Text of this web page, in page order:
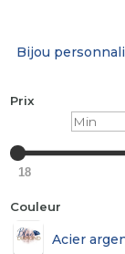
Bijou
Prix
Min
18
Couleur
Acier